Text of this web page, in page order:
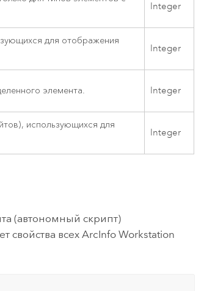
Integer
для отображения
Integer
элемента. Integer
использующихся для
Integer
(автономный скрипт)
свойства всехArcInfo Workstation